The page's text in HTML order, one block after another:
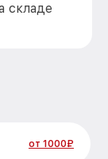
складе
от 1000₽